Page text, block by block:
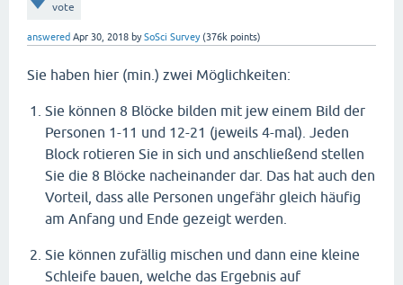
vote
answered Apr 30, 2018 bySoSci Survey (376k points)
Sie haben hier (min.) zwei Möglichkeiten:
Sie können 8 Blöcke bilden mit jew einem Bild der
Personen 1-11 und 12-21 (jeweils 4-mal). Jeden
Block rotieren Sie in sich und anschließend stellen
Sie die 8 Blöcke nacheinander dar. Das hat auch den
Vorteil, dass alle Personen ungefähr gleich häufig
am Anfang und Ende gezeigt werden.
Sie können zufällig mischen und dann eine kleine
Schleife bauen, welche das Ergebnis auf